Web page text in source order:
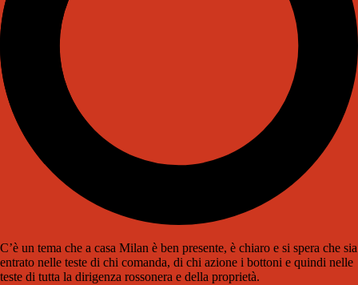
C’è un tema che a casa Milan è ben presente, è chiaro e si spera che sia
entrato nelle teste di chi comanda, di chi azione i bottoni e quindi nelle
teste di tutta la dirigenza rossonera e della proprietà.